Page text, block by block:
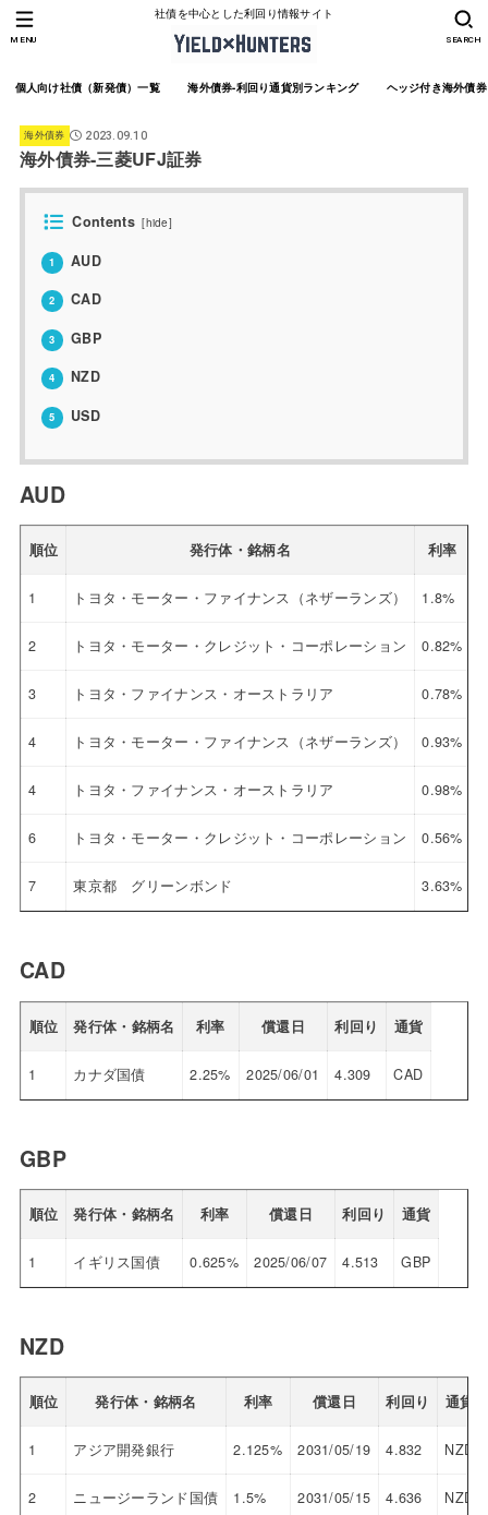
社債を中心とした利回り情報サイト
個人向け社債（新発債）一覧 海外債券-利回り通貨別ランキング ヘッジ付き海外債
SEARCH
MENU
海外債券 2023.09.10
海外債券-三菱UFJ証券
Contents [hide]
1 AUD
2 CAD
3 GBP
4 NZD
5 USD
AUD
順位 発行体・銘柄名 利率
1 トヨタ・モーター・ファイナンス（ネザーランズ） 1.8%
2 トヨタ・モーター・クレジット・コーポレーション 0.82%
3 トヨタ・ファイナンス・オーストラリア 0.78%
4 トヨタ・モーター・ファイナンス（ネザーランズ） 0.93%
4 トヨタ・ファイナンス・オーストラリア 0.98%
6 トヨタ・モーター・クレジット・コーポレーション 0.56%
7 東京都 グリーンボンド 3.63%
CAD
順位 発行体・銘柄名 利率 償還日 利回り 通貨
1 カナダ国債 2.25% 2025/06/01 4.309 CAD
GBP
順位 発行体・銘柄名 利率 償還日 利回り 通貨
1 イギリス国債 0.625% 2025/06/07 4.513 GBP
NZD
順位 発行体・銘柄名 利率 償還日 利回り 通貨
1 アジア開発銀行 2.125% 2031/05/19 4.832 NZD
2 ニュージーランド国債 1.5% 2031/05/15 4.636 NZD